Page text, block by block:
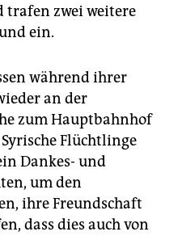
trafen zwei weitere
ein.
während ihrer
an der
zum Hauptbahnhof
Flüchtlinge
Dankes- und
um den
ihre Freundschaft
dass dies auch von